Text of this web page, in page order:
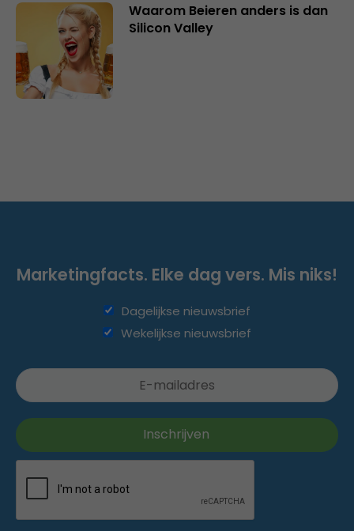
Waarom Beieren anders is dan
Silicon Valley
Marketingfacts. Elke dag vers. Mis niks!
Dagelijkse nieuwsbrief
Wekelijkse nieuwsbrief